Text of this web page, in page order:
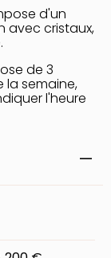
d'un
avec cristaux,
de 3
la semaine,
l'heure